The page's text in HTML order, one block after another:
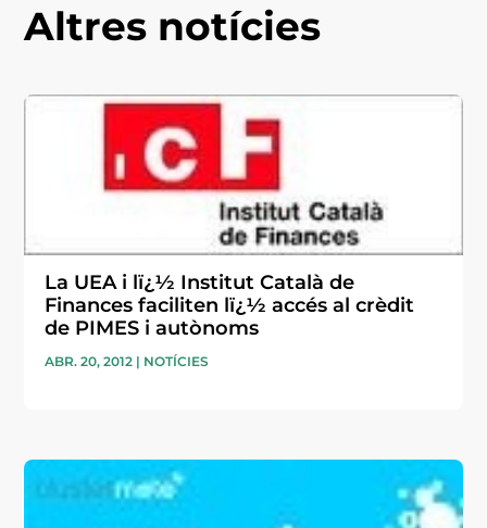
Altres notícies
La UEA i lï¿½ Institut Català de
Finances faciliten lï¿½ accés al crèdit
de PIMES i autònoms
ABR. 20, 2012 | NOTÍCIES